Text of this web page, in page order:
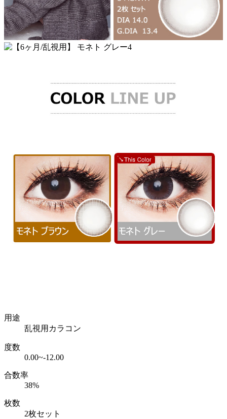
用途
乱視用カラコン
度数
0.00~-12.00
合数率
38%
枚数
2枚セット